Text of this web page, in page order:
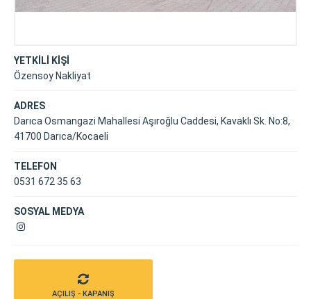
YETKİLİ KİŞİ
Özensoy Nakliyat
ADRES
Darıca Osmangazi Mahallesi Aşıroğlu Caddesi, Kavaklı Sk. No:8,
41700 Darıca/Kocaeli
TELEFON
0531 672 35 63
SOSYAL MEDYA
AÇILIŞ - KAPANIŞ